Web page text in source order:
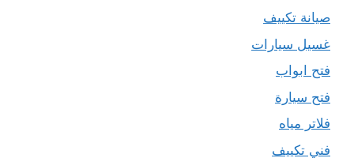
صيانة تكييف
غسيل سيارات
فتح ابواب
فتح سيارة
فلاتر مياه
فني تكييف